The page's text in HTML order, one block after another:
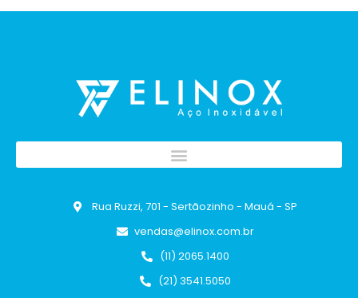
Rua Ruzzi, 701 - Sertãozinho - Mauá - SP
vendas@elinox.com.br
(11) 2065.1400
(21) 3541.5050